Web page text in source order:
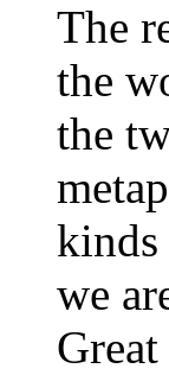
The
the
the
kinds
we